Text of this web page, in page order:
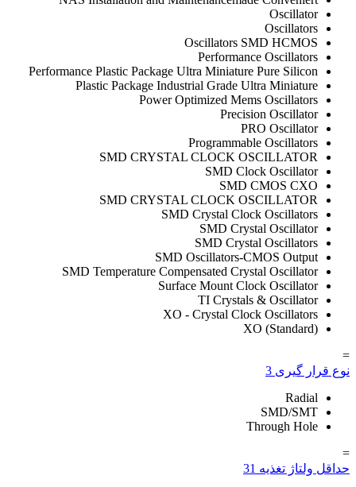
Oscillator
Oscillators
Oscillators SMD HCMOS
Performance Oscillators
Performance Plastic Package Ultra Miniature Pure Silicon
Plastic Package Industrial Grade Ultra Miniature
Power Optimized Mems Oscillators
Precision Oscillator
PRO Oscillator
Programmable Oscillators
SMD CRYSTAL CLOCK OSCILLATOR
SMD Clock Oscillator
SMD CMOS CXO
SMD CRYSTAL CLOCK OSCILLATOR
SMD Crystal Clock Oscillators
SMD Crystal Oscillator
SMD Crystal Oscillators
SMD Oscillators-CMOS Output
SMD Temperature Compensated Crystal Oscillator
Surface Mount Clock Oscillator
TI Crystals & Oscillator
XO - Crystal Clock Oscillators
XO (Standard)
=
نوع قرار گیری 3
Radial
SMD/SMT
Through Hole
=
حداقل ولتاژ تغذیه 31